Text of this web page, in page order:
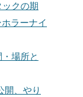
クの期
ラーナイ
場所と
開、やり